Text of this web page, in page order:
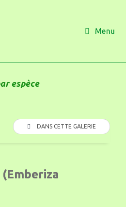
Menu
espèce
DANS CETTE GALERIE